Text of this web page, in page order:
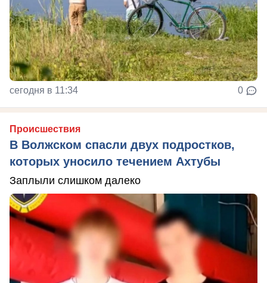
сегодня в 11:34 0
Происшествия
В Волжском спасли двух подростков,
которых уносило течением Ахтубы
Заплыли слишком далеко